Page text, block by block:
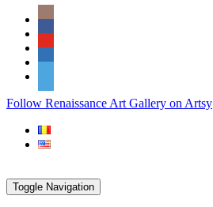
Skip
content
Social
Icons
PARTENER
Follow Renaissance Art Gallery on Artsy
Toggle Navigation